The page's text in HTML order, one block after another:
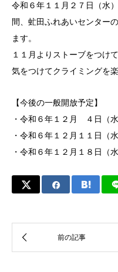
令和６年１１月２７日（水
間、虻田ふれあいセンター
ます。
１１月よりストーブをつけ
気をつけてクライミングを
【今後の一般開放予定】
・令和６年１２月 ４日（
・令和６年１２月１１日
・令和６年１２月１８日